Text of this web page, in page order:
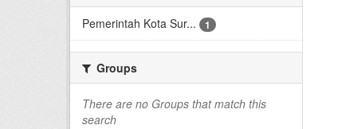
Pemerintah Kota Sur...
1
Groups
There are no Groups that match this
search